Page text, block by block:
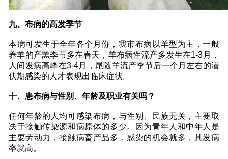
九、布病的高发季节
本病可发生于全年各个月份，我市布病以羊型为主，一般
养羊的产羔季节多在春天，羊布病性流产多发生在1-3月，
人间发病高峰在3-4月，尾随羊流产季节后一个月左右的潜
伏期感染的人才表现出临床症状。
十、患布病与性别、年龄及职业有关吗？
任何年龄的人均可感染布病，与性别、民族无关，主要取
决于接触传染源和病原体的多少。因为青年人和中年人是
主要劳动力，接触病畜产品多，感染的机会就多，其发病
率就高。